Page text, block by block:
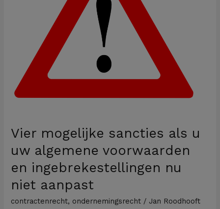
Vier mogelijke sancties als u
uw algemene voorwaarden
en ingebrekestellingen nu
niet aanpast
contractenrecht, ondernemingsrecht / Jan Roodhooft
voorwaarden
ingebrekestellingen
niet